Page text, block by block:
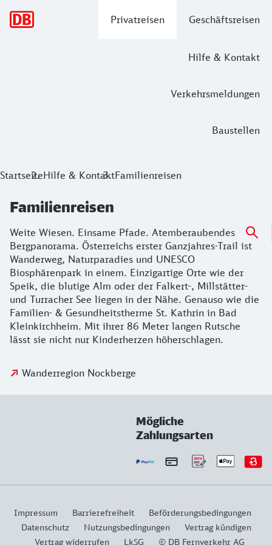
Privatreisen Geschäftsreisen
Hilfe & Kontakt
Verkehrsmeldungen
Baustellen
StartseiteHilfe & KontaktFamilienreisen
Familienreisen
Weite Wiesen. Einsame Pfade. Atemberaubendes
Bergpanorama. Österreichs erster Ganzjahres-Trail ist
Wanderweg, Naturparadies und UNESCO
Biosphärenpark in einem. Einzigartige Orte wie der
Speik, die blutige Alm oder der Falkert-, Millstätter-
und Turracher See liegen in der Nähe. Genauso wie die
Familien- & Gesundheitstherme St. Kathrin in Bad
Kleinkirchheim. Mit ihrer 86 Meter langen Rutsche
lässt sie nicht nur Kinderherzen höherschlagen.
Wanderregion Nockberge
Mögliche
Zahlungsarten
Impressum Barrierefreiheit
Beförderungsbedingungen
Datenschutz
Nutzungsbedingungen
Vertrag kündigen
Vertrag widerrufen
LkSG © DB Fernverkehr AG